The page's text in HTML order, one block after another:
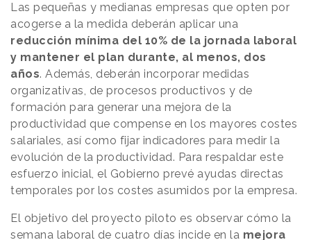
Las pequeñas y medianas empresas que opten por
acogerse a la medida deberán aplicar una
reducción mínima del 10% de la jornada laboral
y mantener el plan durante, al menos, dos
años. Además, deberán incorporar medidas
organizativas, de procesos productivos y de
formación para generar una mejora de la
productividad que compense en los mayores costes
salariales, así como fijar indicadores para medir la
evolución de la productividad. Para respaldar este
esfuerzo inicial, el Gobierno prevé ayudas directas
temporales por los costes asumidos por la empresa.
El objetivo del proyecto piloto es observar cómo la
semana laboral de cuatro días incide en la mejora